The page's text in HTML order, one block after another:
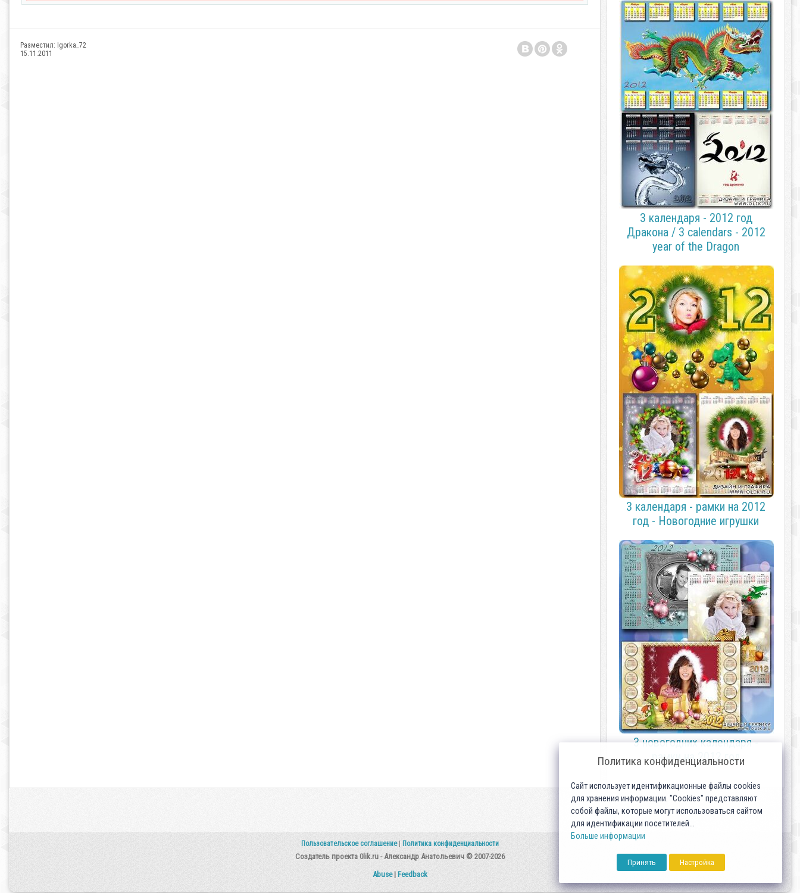
Разместил: Igorka_72
15.11.2011
3 календаря - 2012 год
Дракона / 3 calendars - 2012
year of the Dragon
3 календаря - рамки на 2012
год - Новогодние игрушки
3 новогодних календаря -
рамки на 2012 год
Пользовательское соглашение Политика конфиденциальности
Создатель проекта 0lik.ru - Александр Анатольевич © 2007-2026
Abuse| Feedback
Политика конфиденциальности
Сайт использует идентификационные файлы cookies
для хранения информации. "Cookies" представляют
собой файлы, которые могут использоваться сайтом
для идентификации посетителей...
Больше информации
Принять Настройка